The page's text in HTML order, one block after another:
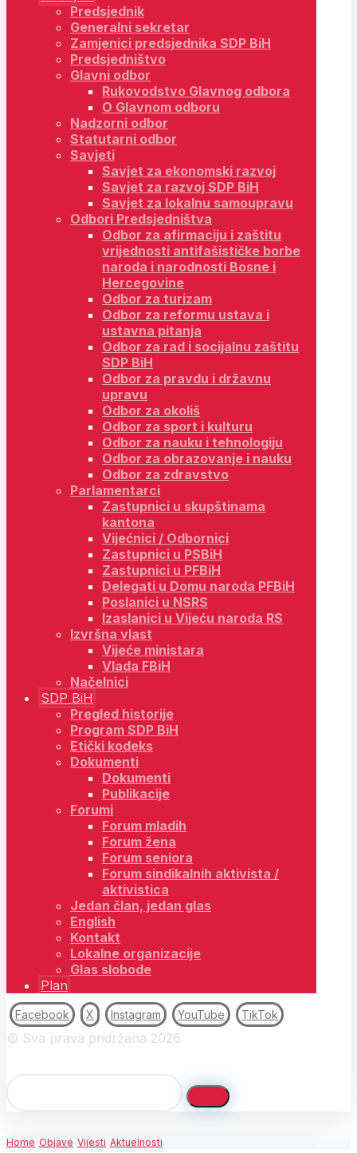
Predsjednik
Generalni sekretar
Zamjenici predsjednika SDP BiH
Predsjedništvo
Glavni odbor
Rukovodstvo Glavnog odbora
O Glavnom odboru
Nadzorni odbor
Statutarni odbor
Savjeti
Savjet za ekonomski razvoj
Savjet za razvoj SDP BiH
Savjet za lokalnu samoupravu
Odbori Predsjedništva
Odbor za afirmaciju i zaštitu
vrijednosti antifašističke borbe
naroda i narodnosti Bosne i
Hercegovine
Odbor za turizam
Odbor za reformu ustava i
ustavna pitanja
Odbor za rad i socijalnu zaštitu
SDP BiH
Odbor za pravdu i državnu
upravu
Odbor za okoliš
Odbor za sport i kulturu
Odbor za nauku i tehnologiju
Odbor za obrazovanje i nauku
Odbor za zdravstvo
Parlamentarci
Zastupnici u skupštinama
kantona
Vijećnici / Odbornici
Zastupnici u PSBiH
Zastupnici u PFBiH
Delegati u Domu naroda PFBiH
Poslanici u NSRS
Izaslanici u Vijeću naroda RS
Izvršna vlast
Vijeće ministara
Vlada FBiH
Načelnici
SDP BiH
Pregled historije
Program SDP BiH
Etički kodeks
Dokumenti
Dokumenti
Publikacije
Forumi
Forum mladih
Forum žena
Forum seniora
Forum sindikalnih aktivista /
aktivistica
Jedan član, jedan glas
English
Kontakt
Lokalne organizacije
Glas slobode
Plan
Facebook X Instagram YouTube TikTok
© Sva prava pridržana 2026
Home Objave Vijesti Aktuelnosti